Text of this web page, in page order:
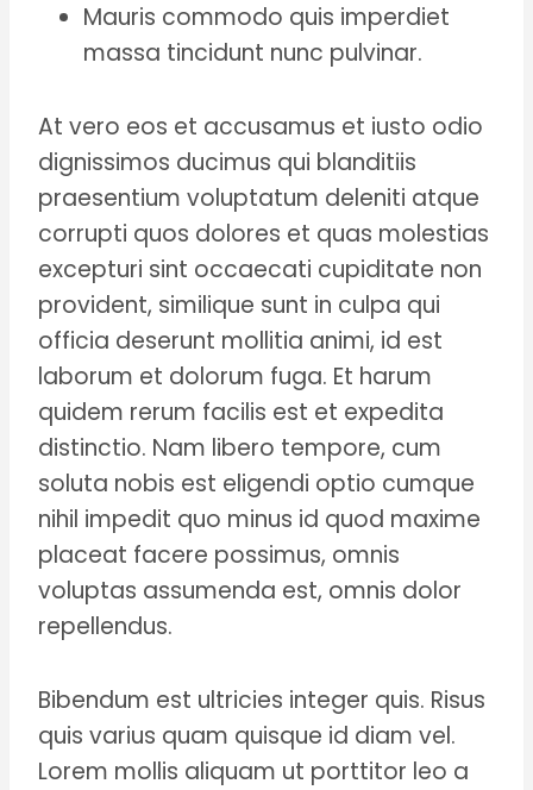
Mauris commodo quis imperdiet
massa tincidunt nunc pulvinar.
At vero eos et accusamus et iusto odio
dignissimos ducimus qui blanditiis
praesentium voluptatum deleniti atque
corrupti quos dolores et quas molestias
excepturi sint occaecati cupiditate non
provident, similique sunt in culpa qui
officia deserunt mollitia animi, id est
laborum et dolorum fuga. Et harum
quidem rerum facilis est et expedita
distinctio. Nam libero tempore, cum
soluta nobis est eligendi optio cumque
nihil impedit quo minus id quod maxime
placeat facere possimus, omnis
voluptas assumenda est, omnis dolor
repellendus.
Bibendum est ultricies integer quis. Risus
quis varius quam quisque id diam vel.
Lorem mollis aliquam ut porttitor leo a